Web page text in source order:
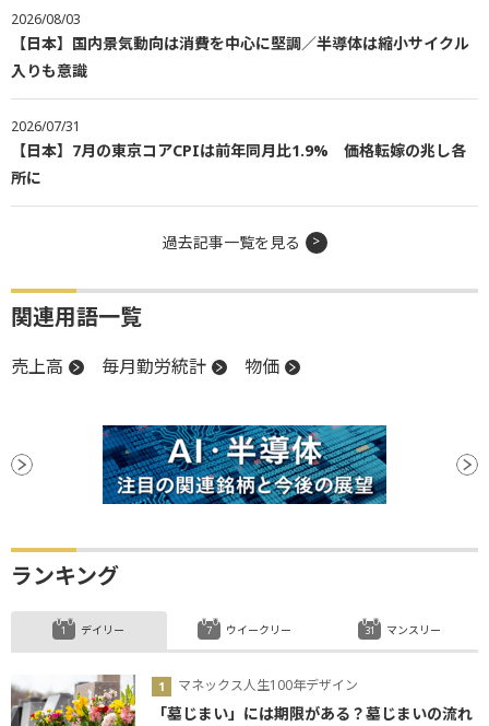
2026/08/03
【日本】国内景気動向は消費を中心に堅調／半導体は縮小サイクル
入りも意識
2026/07/31
【日本】7月の東京コアCPIは前年同月比1.9% 価格転嫁の兆し各
所に
過去記事一覧を見る
関連用語一覧
売上高 毎月勤労統計 物価
ランキング
デイリー
マネックス人生100年デザイン
「墓じまい」には期限がある？墓じまいの流れ
ウイークリー マンスリー